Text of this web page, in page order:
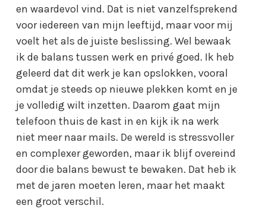
en waardevol vind. Dat is niet vanzelfsprekend
voor iedereen van mijn leeftijd, maar voor mij
voelt het als de juiste beslissing. Wel bewaak
ik de balans tussen werk en privé goed. Ik heb
geleerd dat dit werk je kan opslokken, vooral
omdat je steeds op nieuwe plekken komt en je
je volledig wilt inzetten. Daarom gaat mijn
telefoon thuis de kast in en kijk ik na werk
niet meer naar mails. De wereld is stressvoller
en complexer geworden, maar ik blijf overeind
door die balans bewust te bewaken. Dat heb ik
met de jaren moeten leren, maar het maakt
een groot verschil.